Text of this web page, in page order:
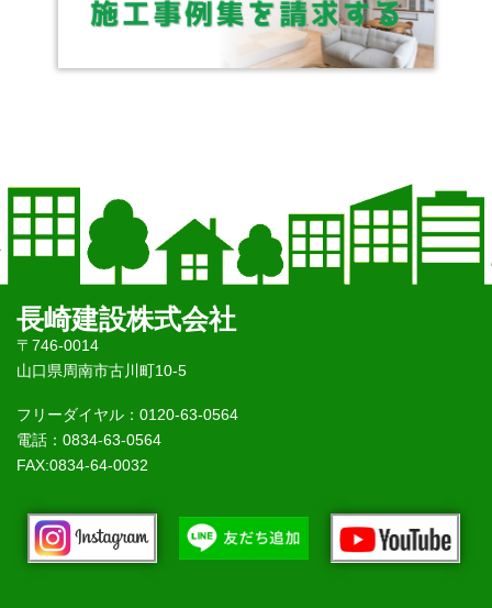
長崎建設株式会社
〒746-0014
山口県周南市古川町10-5
フリーダイヤル：0120-63-0564
電話：0834-63-0564
FAX:0834-64-0032